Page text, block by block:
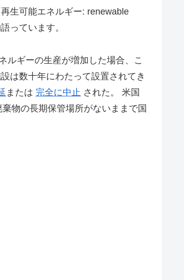
生可能エネルギー: renewable
っています。
ルギーの生産が増加した場合、こ
は数十年にわたって設置されてき
または 完全に中止 された。 米国
物の長期保管場所がないままで国